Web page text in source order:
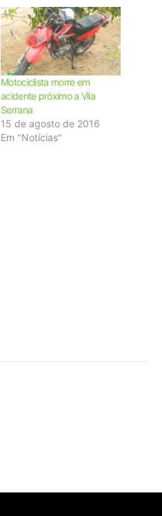
Motociclista morre em
acidente próximo a Vila
Serrana
15 de agosto de 2016
Em "Notícias"